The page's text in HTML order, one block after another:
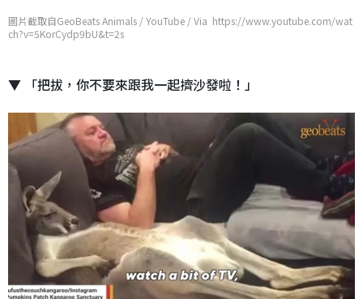
圖片截取自GeoBeats Animals / YouTube / Via https://www.youtube.com/wat
ch?v=5KorCydp9bU&t=2s
▼ 「把拔，你不要來跟我一起擠沙發啦！」